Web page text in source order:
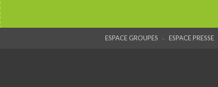
ESPACE GROUPES - ESPACE PRESSE